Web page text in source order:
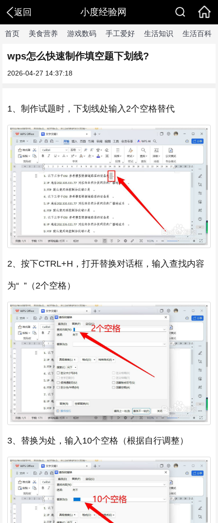
返回 小度经验网
首页 美食营养 游戏数码 手工爱好 生活知识 生活百科
wps怎么快速制作填空题下划线?
2026-04-27 14:37:18
1、制作试题时，下划线处输入2个空格替代
2、按下CTRL+H，打开替换对话框，输入查找内容
为“ ”（2个空格）
3、替换为处，输入10个空格（根据自行调整）